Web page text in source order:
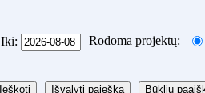
Iki: Rodoma projektų:
Būklių